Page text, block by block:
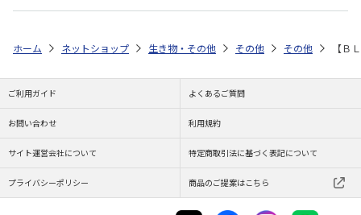
ホーム ネットショップ 生き物・その他 その他 その他 【Ｂ
ご利用ガイド よくあるご質問
お問い合わせ 利用規約
サイト運営会社について 特定商取引法に基づく表記について
プライバシーポリシー 商品のご提案はこちら